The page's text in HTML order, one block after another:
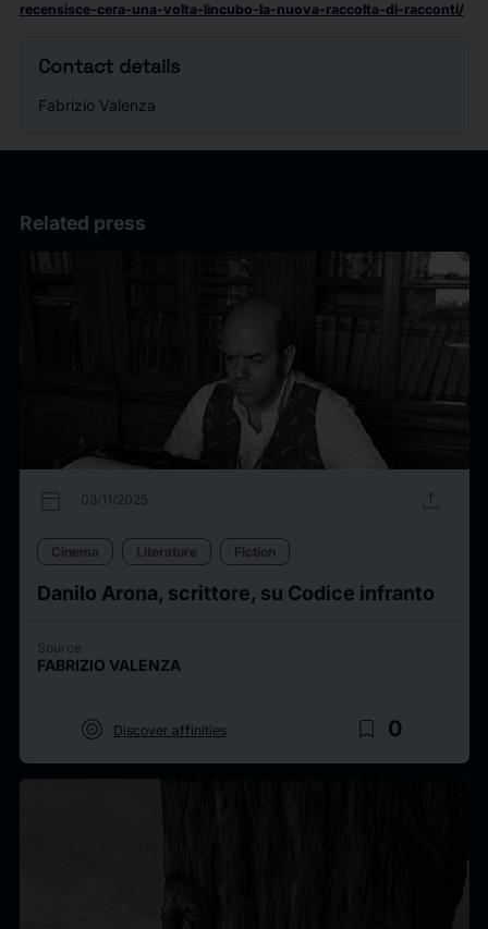
recensisce-cera-una-volta-lincubo-la-nuova-raccolta-di-racconti/
Contact details
Fabrizio Valenza
Related press
calendar_today 03/11/2025 upload
Cinema Literature Fiction
Danilo Arona, scrittore, su Codice infranto
Source
FABRIZIO VALENZA
target Discover affinities bookmark_border 0